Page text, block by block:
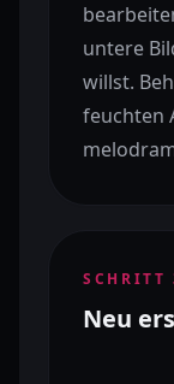
untere
willst.
feuchten
SCHRITT
Neu